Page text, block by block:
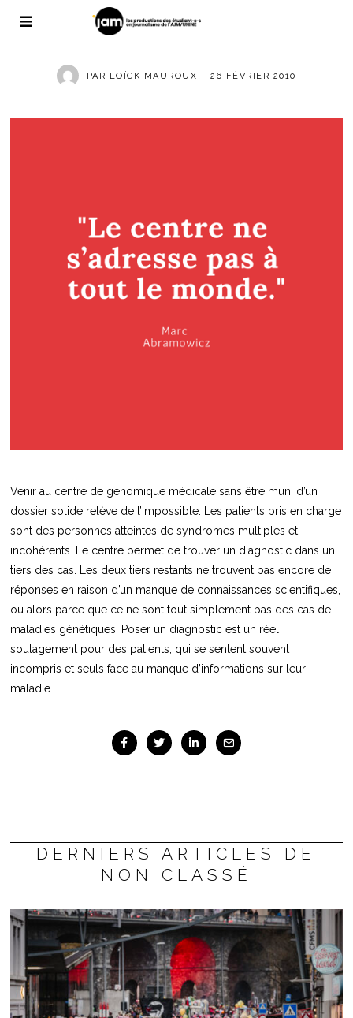
PAR LOÏCK MAUROUX 26 FÉVRIER 2010
Venir au centre de génomique médicale sans être muni d’un
dossier solide relève de l’impossible. Les patients pris en charge
sont des personnes atteintes de syndromes multiples et
incohérents. Le centre permet de trouver un diagnostic dans un
tiers des cas. Les deux tiers restants ne trouvent pas encore de
réponses en raison d’un manque de connaissances scientifiques,
ou alors parce que ce ne sont tout simplement pas des cas de
maladies génétiques. Poser un diagnostic est un réel
soulagement pour des patients, qui se sentent souvent
incompris et seuls face au manque d’informations sur leur
maladie.
DERNIERS ARTICLES DE
NON CLASSÉ